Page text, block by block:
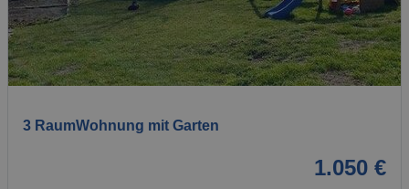
1 / 10
3 RaumWohnung mit Garten
1.050 €